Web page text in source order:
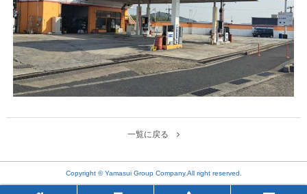
一覧に戻る
Copyright © Yamasui Group Company.All right reserved.